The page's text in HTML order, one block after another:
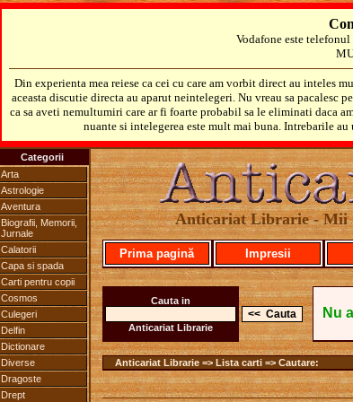
Vodafone este
Din experienta mea reiese ca cei cu care am vorbit direct au inteles
aceasta discutie directa au aparut neintelegeri. Nu vreau sa pacalesc
ca sa aveti nemultumiri care ar fi foarte probabil sa le eliminati daca
nuante si intelegerea este mult mai buna. Intrebarile
Categorii
Arta
Astrologie
Aventura
Biografii, Memorii,
Jurnale
Calatorii
Capa si spada
Carti pentru copii
Cosmos
Culegeri
Delfin
Dictionare
Diverse
Dragoste
Drept
Anticariat Librarie - Mii
Prima pagină Impresii
Cauta in
Anticariat Librarie
Nu
Anticariat Librarie => Lista carti => Cautare: